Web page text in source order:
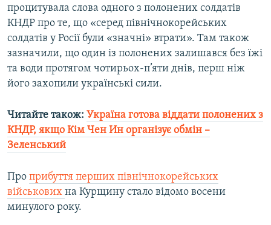
процитувала слова одного з полонених солдатів
КНДР про те, що «серед північнокорейських
солдатів у Росії були «значні» втрати». Там також
зазначили, що один із полонених залишався без їжі
та води протягом чотирьох-п’яти днів, перш ніж
його захопили українські сили.
Читайте також: Україна готова віддати полонених з
КНДР, якщо Кім Чен Ин організує обмін –
Зеленський
Про прибуття перших північнокорейських
військових на Курщину стало відомо восени
минулого року.